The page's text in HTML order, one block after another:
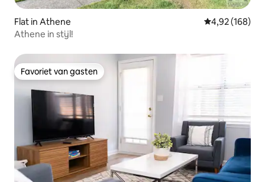
Flat in Athene Gemiddelde
4,92 (168)
Athene in stijl!
Favoriet van gasten
Favoriet van gasten